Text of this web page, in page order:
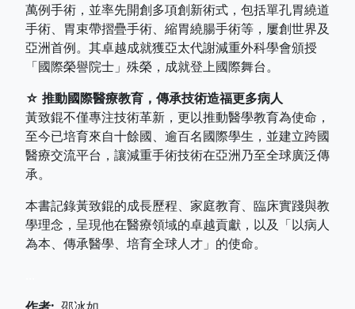
萬例手術，並率先開創多項創新術式，包括單孔胃繞道
手術、胃束帶摺疊手術、縮胃繞腸手術等，屢創世界及
亞洲首例。其卓越成就獲亞太代謝減重外科學會頒授
「國際榮譽院士」殊榮，成就登上國際舞台。
☆ 推動國際醫療教育，傳承技術造福更多病人
黃致錕不僅專注技術革新，更以推動醫學教育為使命，
至今已培育來自十餘國、逾百名國際學生，並建立跨國
醫療交流平台，讓減重手術技術在亞洲乃至全球廣泛傳
承。
本書記錄黃致錕的成長歷程、家庭教育、臨床實踐與教
學理念，呈現他在醫療領域的卓越貢獻，以及「以病人
為本、傳承醫學、培育全球人才」的使命。